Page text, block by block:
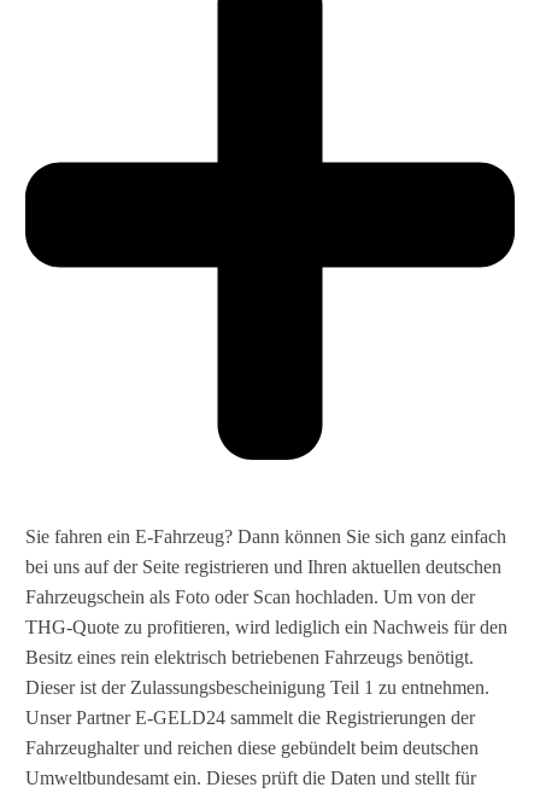
Sie fahren ein E-Fahrzeug? Dann können Sie sich ganz einfach
bei uns auf der Seite registrieren und Ihren aktuellen deutschen
Fahrzeugschein als Foto oder Scan hochladen. Um von der
THG-Quote zu profitieren, wird lediglich ein Nachweis für den
Besitz eines rein elektrisch betriebenen Fahrzeugs benötigt.
Dieser ist der Zulassungsbescheinigung Teil 1 zu entnehmen.
Unser Partner E-GELD24 sammelt die Registrierungen der
Fahrzeughalter und reichen diese gebündelt beim deutschen
Umweltbundesamt ein. Dieses prüft die Daten und stellt für